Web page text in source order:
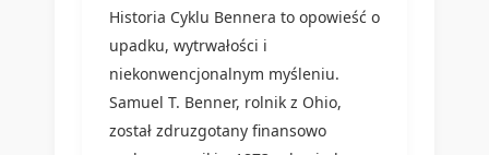
Historia Cyklu Bennera to opowieść o
upadku, wytrwałości i
niekonwencjonalnym myśleniu.
Samuel T. Benner, rolnik z Ohio,
został zdruzgotany finansowo